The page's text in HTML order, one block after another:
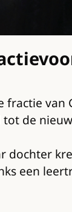
fractie
de
een